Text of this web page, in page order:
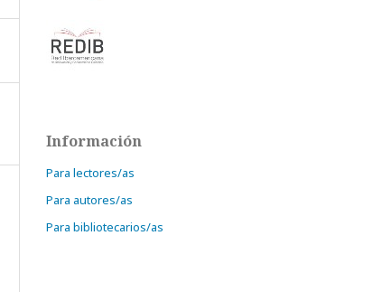
Información
Para lectores/as
Para autores/as
Para bibliotecarios/as